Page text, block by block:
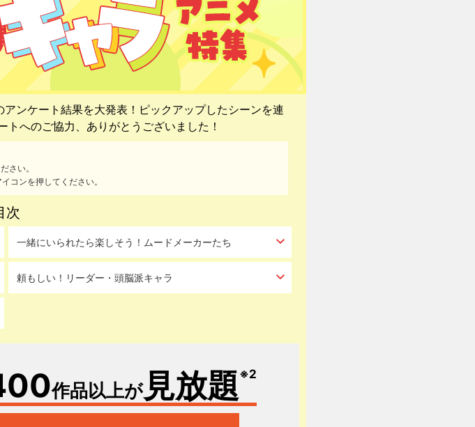
ンケート結果を大発表！ピックアップしたシーンを連
へのご協力、ありがとうございました！
さい。
コンを押してください。
次
一緒にいられたら楽しそう！ムードメーカーたち
頼もしい！リーダー・頭脳派キャラ
作品以上が見放題※2